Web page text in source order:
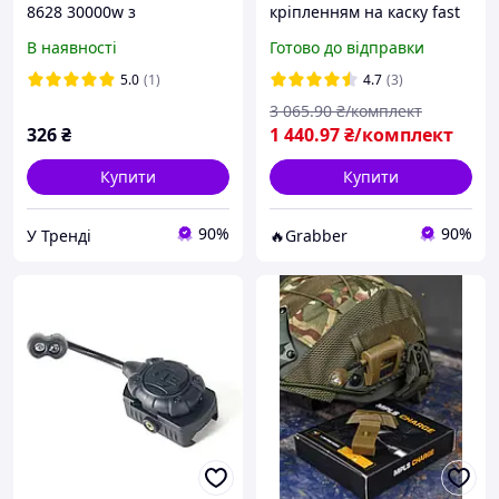
8628 30000w з
велосипеда Bailong
В наявності
5.0 (1)
326₴
Купити
У Тренді 90%
кріпленням на каску fast
ліхтарик на шолом
нашоломний льохтарик
для військових польських
Готово до відправки
4.7 (3)
1 440.97₴/комплект
3 065.90 ₴/комплект
Купити
🔥Grabber 90%